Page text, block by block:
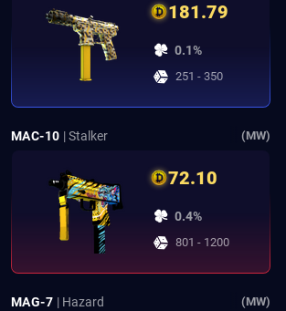
181.79
0.1%
251 - 350
MAC-10 | Stalker (MW)
72.10
0.4%
801 - 1200
MAG-7 | Hazard (MW)